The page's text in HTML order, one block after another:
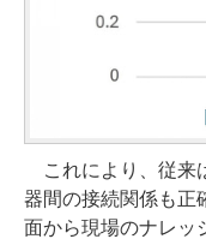
これにより、従来
器間の接続関係も正
面から現場のナレッ